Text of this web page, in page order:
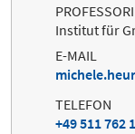
Institut für
E-MAIL
TELEFON
+49 511 762